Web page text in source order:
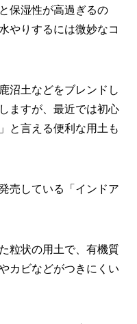
保湿性が高過ぎるの
やりするには微妙なコ
沼土などをブレンドし
ますが、最近では初心
と言える便利な用土も
売している「インドア
粒状の用土で、有機質
カビなどがつきにくい